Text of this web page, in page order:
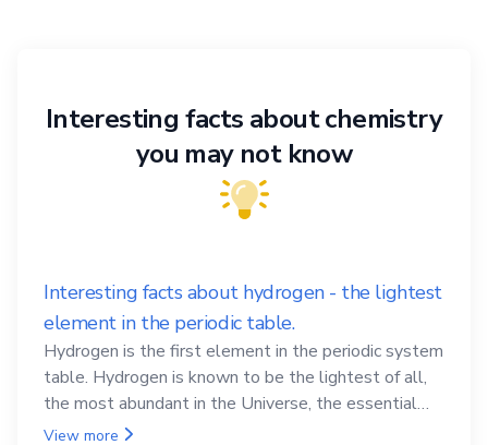
Interesting facts about chemistry
you may not know
Interesting facts about hydrogen - the lightest
element in the periodic table.
Hydrogen is the first element in the periodic system
table. Hydrogen is known to be the lightest of all,
the most abundant in the Universe, the essential
element for life
View more